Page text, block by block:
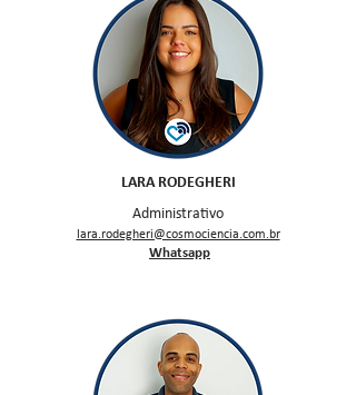
LARA RODEGHERI
Administrativo
lara.rodegheri@cosmociencia.com.br
Whatsapp